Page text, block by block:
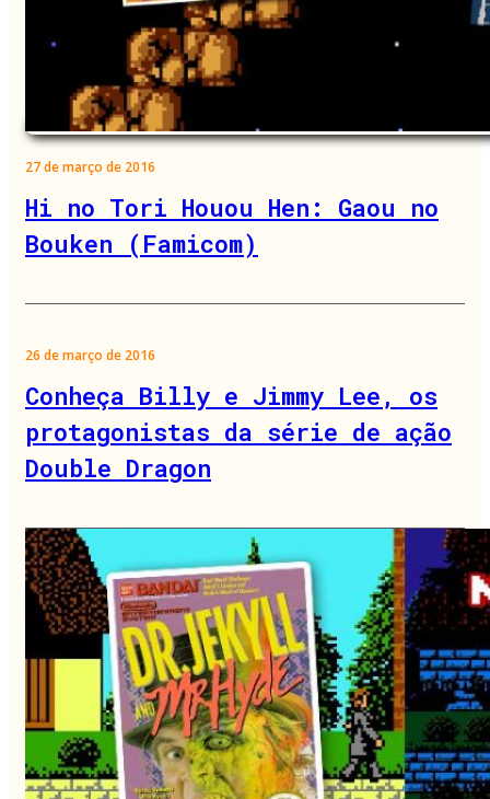
27 de março de 2016
Hi no Tori Houou Hen: Gaou no
Bouken (Famicom)
26 de março de 2016
Conheça Billy e Jimmy Lee, os
protagonistas da série de ação
Double Dragon